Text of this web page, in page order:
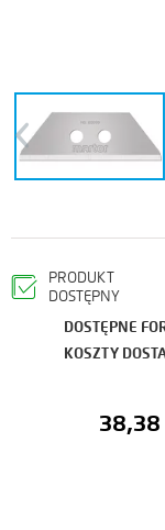
Previous
PRODUKT
DOSTĘPNY
DOSTĘPNE
KOSZTY
38,38